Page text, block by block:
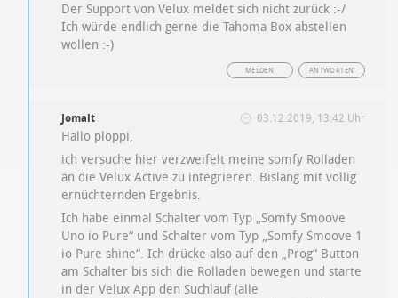
Der Support von Velux meldet sich nicht zurück :-/
Ich würde endlich gerne die Tahoma Box abstellen
wollen :-)
ANTWORTEN
MELDEN
Jomalt 03.12.2019, 13:42 Uhr
Hallo ploppi,
ich versuche hier verzweifelt meine somfy Rolladen
an die Velux Active zu integrieren. Bislang mit völlig
ernüchternden Ergebnis.
Ich habe einmal Schalter vom Typ „Somfy Smoove
Uno io Pure“ und Schalter vom Typ „Somfy Smoove 1
io Pure shine“. Ich drücke also auf den „Prog“ Button
am Schalter bis sich die Rolladen bewegen und starte
in der Velux App den Suchlauf (alle